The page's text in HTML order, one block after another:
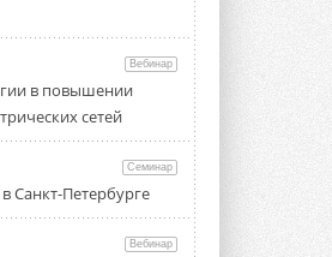
в связке с
и
снижают
на 60%
из Италии установили ...
Fest 2026» в Уфе
700 профи
отрасли
выступил торгово-
холдинг ...
Вебинар
в повышении
сетей
Семинар
Санкт-Петербурге
Вебинар